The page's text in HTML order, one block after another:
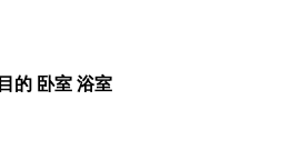
目的 卧室 浴室